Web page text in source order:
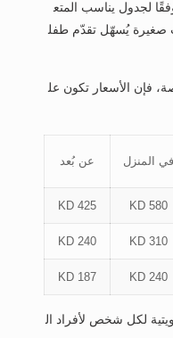
على 20 ساعة، وفقًا لجدول يناسب المتع
صغيرة يُسهّل تقدّم طفل
فإن الأسعار تكون عل
في المنزل عن بُعد
580 KD
425 KD
310 KD
240 KD
240 KD
187 KD
قدره 10 دنانير كويتية لكل شخص لأفراد ال